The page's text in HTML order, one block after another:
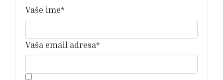
Vaše ime*
Vaša email adresa*